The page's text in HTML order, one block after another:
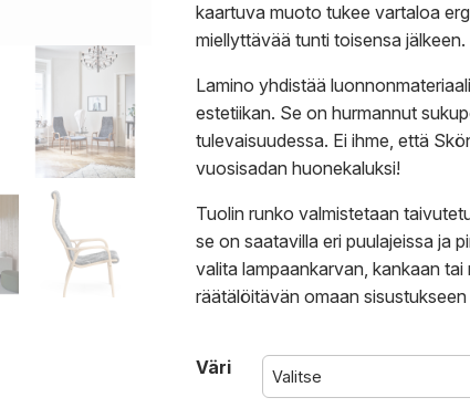
kaartuva muoto tukee vartaloa
miellyttävää tunti toisensa jälkeen.
Lamino yhdistää
estetiikan. Se on hurmannut
tulevaisuudessa. Ei ihme, että
vuosisadan huonekaluksi!
Tuolin runko valmistetaan
se on saatavilla eri puulajeissa ja
valita lampaankarvan, kankaan
räätälöitävän omaan
Väri